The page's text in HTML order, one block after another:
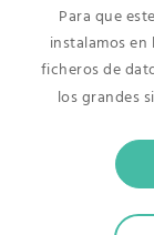
Aviso
Para que
instalamos
ficheros de
los grandes